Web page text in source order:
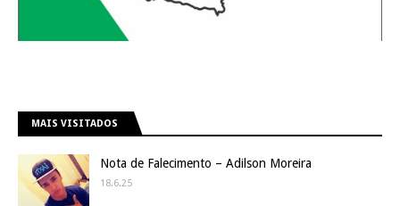
MAIS VISITADOS
Nota de Falecimento – Adilson Moreira
18.6.25